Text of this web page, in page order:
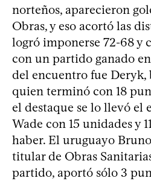
norteños, aparecieron
Obras, y eso acortó las
logró imponerse 72-68 y
con un partido ganado
del encuentro fue Deryk,
quien terminó con 18
el destaque se lo llevó el
Wade con 15 unidades y
haber. El uruguayo
titular de Obras
partido, aportó sólo 3